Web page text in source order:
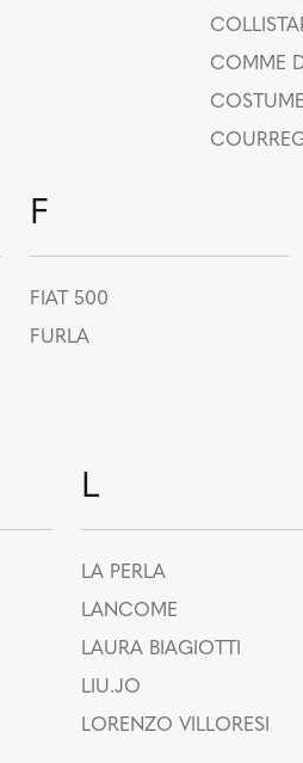
COMME
F
FIAT 500
FURLA
L
LA PERLA
LANCOME
LAURA BIAGIOTTI
LIU.JO
LORENZO VILLORESI